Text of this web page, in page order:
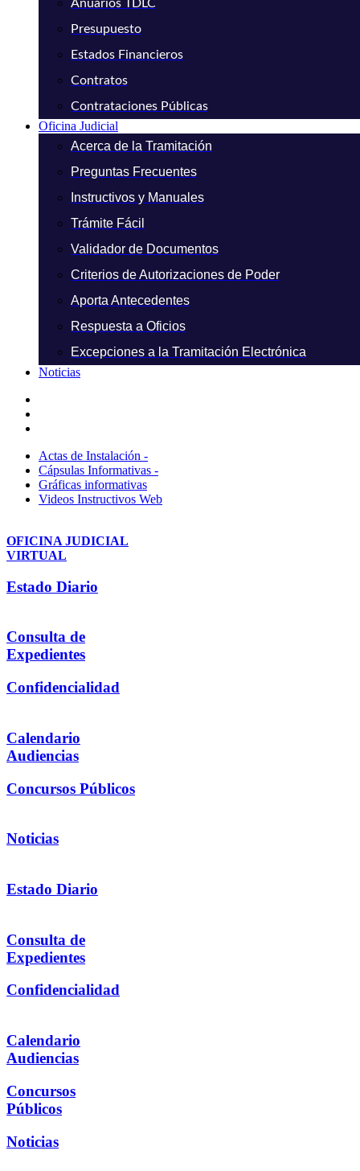
Anuarios TDLC
Presupuesto
Estados Financieros
Contratos
Contrataciones Públicas
Oficina Judicial
Acerca de la Tramitación
Preguntas Frecuentes
Instructivos y Manuales
Trámite Fácil
Validador de Documentos
Criterios de Autorizaciones de Poder
Aporta Antecedentes
Respuesta a Oficios
Excepciones a la Tramitación Electrónica
Noticias
Actas de Instalación -
Cápsulas Informativas -
Gráficas informativas
Videos Instructivos Web
OFICINA JUDICIAL
VIRTUAL
Estado Diario
Consulta de
Expedientes
Confidencialidad
Calendario
Audiencias
Concursos Públicos
Noticias
Estado Diario
Consulta de
Expedientes
Confidencialidad
Calendario
Audiencias
Concursos
Públicos
Noticias